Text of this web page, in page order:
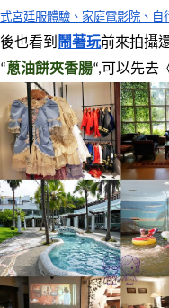
式宮廷服體驗、家庭電影院、
後也看到 鬧著玩前來拍攝
“蔥油餅夾香腸“,可以先去